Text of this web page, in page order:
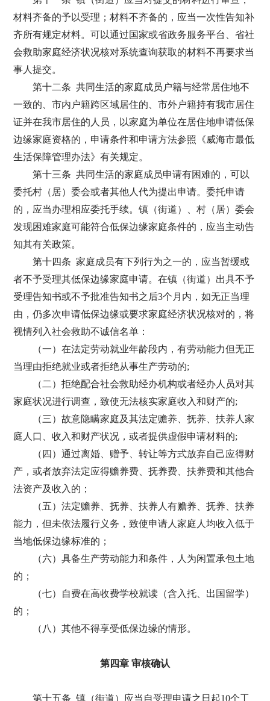
材料齐备的予以受理；材料不齐备的，应当一次性告知补
齐所有规定材料。可以通过国家或省政务服务平台、省社
会救助家庭经济状况核对系统查询获取的材料不再要求当
事人提交。
第十二条 共同生活的家庭成员户籍与经常居住地不
一致的、市内户籍跨区域居住的、市外户籍持有我市居住
证并在我市居住的人员，以家庭为单位在居住地申请低保
边缘家庭资格的，申请条件和申请方法参照《威海市最低
生活保障管理办法》有关规定。
第十三条 共同生活的家庭成员申请有困难的，可以
委托村（居）委会或者其他人代为提出申请。委托申请
的，应当办理相应委托手续。镇（街道）、村（居）委会
发现困难家庭可能符合低保边缘家庭条件的，应当主动告
知其有关政策。
第十四条 家庭成员有下列行为之一的，应当暂缓或
者不予受理其低保边缘家庭申请。在镇（街道）出具不予
受理告知书或不予批准告知书之后3个月内，如无正当理
由，仍多次申请低保边缘或要求家庭经济状况核对的，将
视情列入社会救助不诚信名单：
（一）在法定劳动就业年龄段内，有劳动能力但无正
当理由拒绝就业或者拒绝从事生产劳动的;
（二）拒绝配合社会救助经办机构或者经办人员对其
家庭状况进行调查，致使无法核实家庭收入和财产的;
（三）故意隐瞒家庭及其法定赡养、抚养、扶养人家
庭人口、收入和财产状况，或者提供虚假申请材料的;
（四）通过离婚、赠予、转让等方式放弃自己应得财
产，或者放弃法定应得赡养费、抚养费、扶养费和其他合
法资产及收入的；
（五）法定赡养、抚养、扶养人有赡养、抚养、扶养
能力，但未依法履行义务，致使申请人家庭人均收入低于
当地低保边缘标准的；
（六）具备生产劳动能力和条件，人为闲置承包土地
的；
（七）自费在高收费学校就读（含入托、出国留学）
的；
（八）其他不得享受低保边缘的情形。
第四章 审核确认
第十五条 镇（街道）应当自受理申请之日起10个工